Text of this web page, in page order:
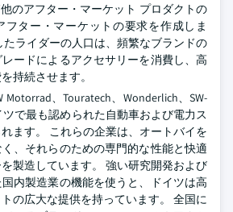
のアフター・マーケット プロダクトの
フター・マーケットの要求を作成しま
たライダーの人口は、頻繁なブランドの
ードによるアクセサリーを消費し、高
持続させます。
Motorrad、Touratech、Wonderlich、SW-
ツで最も認められた自動車および電力ス
ます。 これらの企業は、オートバイを
、それらのための専門的な性能と快適
製造しています。 強い研究開発および
内製造業の機能を使うと、ドイツは高
の広大な提供を持っています。 全国に